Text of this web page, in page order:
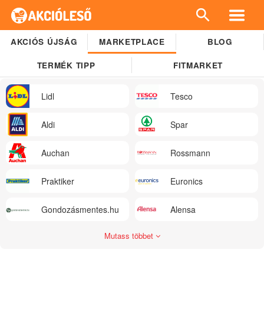
AKCIÓS ÚJSÁG MARKETPLACE BLOG
TERMÉK TIPP FITMARKET
Lidl Tesco
Aldi Spar
Auchan Rossmann
Praktiker Euronics
Gondozásmentes.hu Alensa
Mutass többet